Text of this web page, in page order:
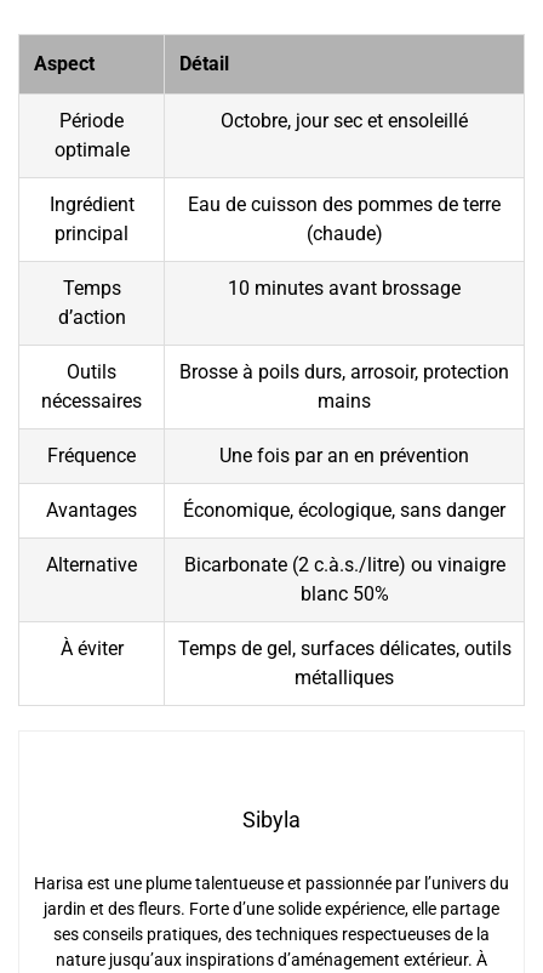
Aspect Détail
Période
optimale
Octobre, jour sec et ensoleillé
Ingrédient
principal
Eau de cuisson des pommes de terre
(chaude)
Temps
d’action
10 minutes avant brossage
Outils
nécessaires
Brosse à poils durs, arrosoir, protection
mains
Fréquence Une fois par an en prévention
Avantages Économique, écologique, sans danger
Alternative
Bicarbonate (2 c.à.s./litre) ou vinaigre
blanc 50%
À éviter
Temps de gel, surfaces délicates, outils
métalliques
Sibyla
Harisa est une plume talentueuse et passionnée par l’univers du
jardin et des fleurs. Forte d’une solide expérience, elle partage
ses conseils pratiques, des techniques respectueuses de la
nature jusqu’aux inspirations d’aménagement extérieur. À